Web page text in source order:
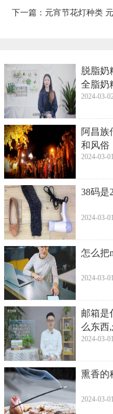
下一篇： 元宵节花灯种类
脱脂奶
全脂奶
2024-03-
阿昌族
和风俗
2024-03-
​38码是
2024-03-
怎么把
2024-03-
邮箱是
么东西,
2024-03-
熏香的
2024-03-